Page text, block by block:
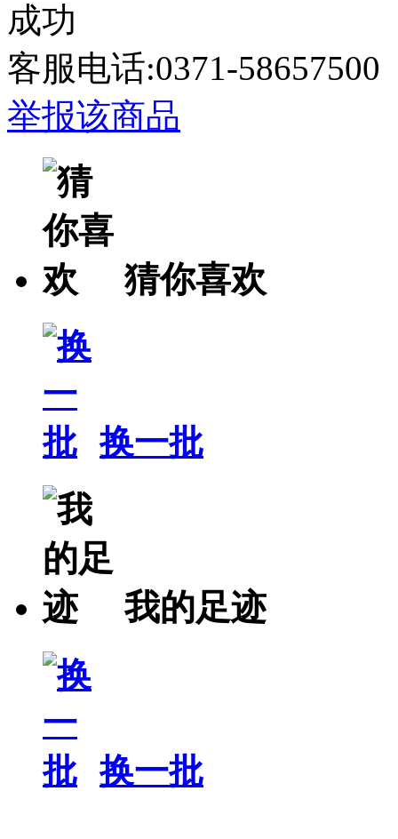
成功
客服电话:0371-
举报该商品
猜你喜欢
换一批
我的足迹
换一批